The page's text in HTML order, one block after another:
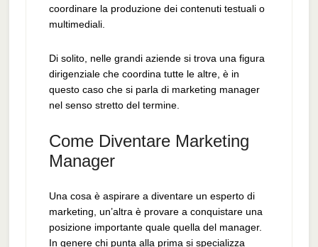
coordinare la produzione dei contenuti testuali o
multimediali.
Di solito, nelle grandi aziende si trova una figura
dirigenziale che coordina tutte le altre, è in
questo caso che si parla di marketing manager
nel senso stretto del termine.
Come Diventare Marketing
Manager
Una cosa è aspirare a diventare un esperto di
marketing, un’altra è provare a conquistare una
posizione importante quale quella del manager.
In genere chi punta alla prima si specializza